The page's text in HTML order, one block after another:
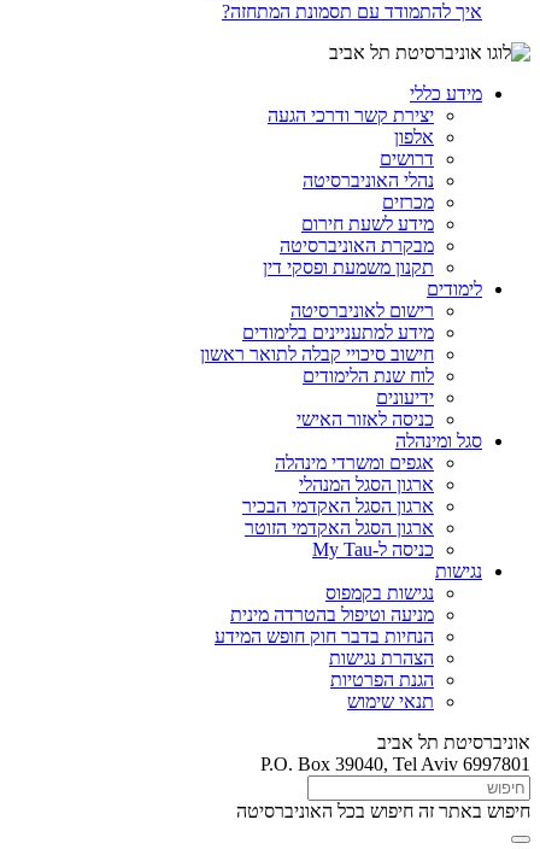
איך להתמודד עם תסמונת המתחזה?
מידע כללי
יצירת קשר ודרכי הגעה
אלפון
דרושים
נהלי האוניברסיטה
מכרזים
מידע לשעת חירום
מבקרת האוניברסיטה
תקנון משמעת ופסקי דין
לימודים
רישום לאוניברסיטה
מידע למתעניינים בלימודים
חישוב סיכויי קבלה לתואר ראשון
לוח שנת הלימודים
ידיעונים
כניסה לאזור האישי
סגל ומינהלה
אגפים ומשרדי מינהלה
ארגון הסגל המנהלי
ארגון הסגל האקדמי הבכיר
ארגון הסגל האקדמי הזוטר
כניסה ל-My Tau
נגישות
נגישות בקמפוס
מניעה וטיפול בהטרדה מינית
הנחיות בדבר חוק חופש המידע
הצהרת נגישות
הגנת הפרטיות
תנאי שימוש
אוניברסיטת תל אביב
P.O. Box 39040, Tel Aviv 6997801
חיפוש באתר זה חיפוש בכל האוניברסיטה